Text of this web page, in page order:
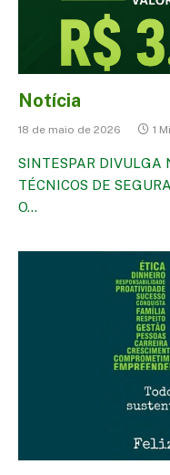
Notícia
18 de maio de 2026 1
SINTESPAR DIVULGA
TÉCNICOS DE
O…